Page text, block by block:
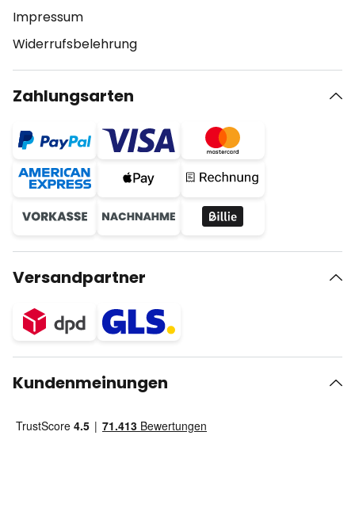
Impressum
Widerrufsbelehrung
Zahlungsarten
Versandpartner
Kundenmeinungen